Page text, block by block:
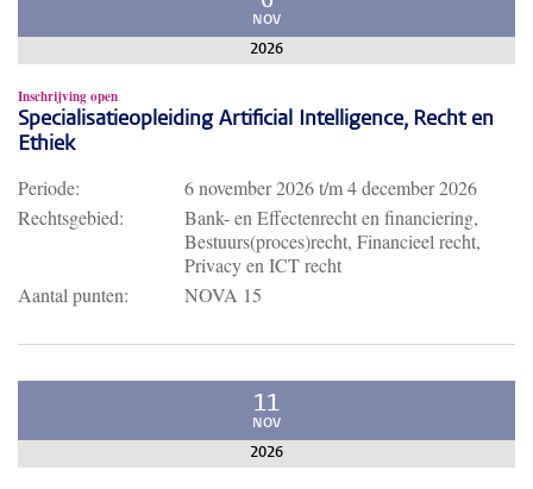
NOV
2026
Inschrijving open
Specialisatieopleiding Artificial Intelligence, Recht en
Ethiek
Periode: 6 november 2026t/m4 december 2026
Rechtsgebied:
Bank- en Effectenrecht en financiering,
Bestuurs(proces)recht, Financieel recht,
Privacy en ICT recht
Aantal punten:
NOVA 15
11
NOV
2026